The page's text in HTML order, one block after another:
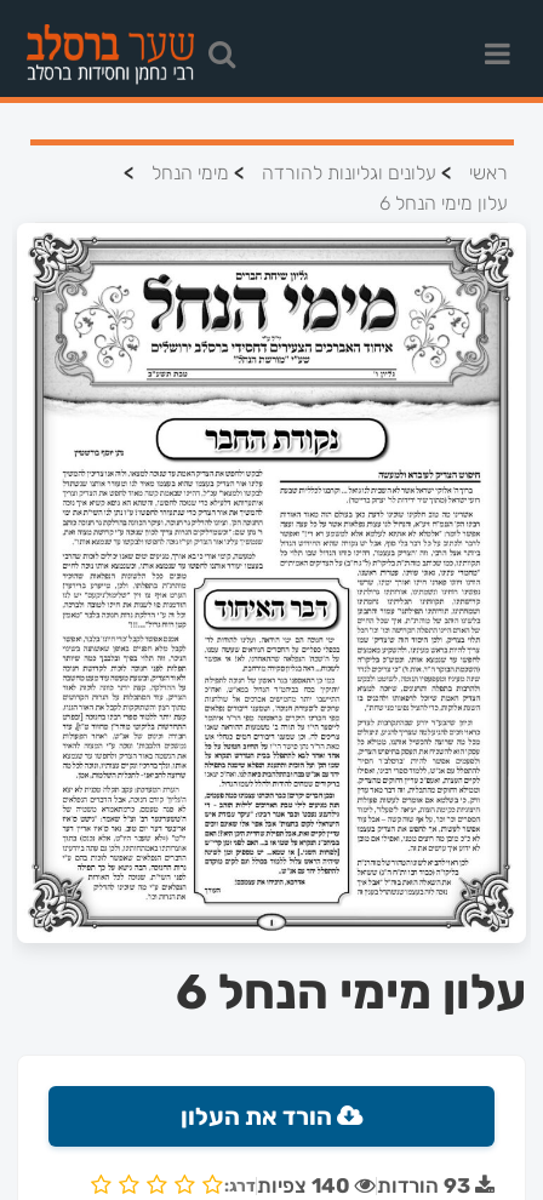
ראשי > עלונים וגליונות להורדה > מימי הנחל >
עלון מימי הנחל 6
עלון מימי הנחל 6
הורד את העלון
93 הורדות 140 צפיותדרג: